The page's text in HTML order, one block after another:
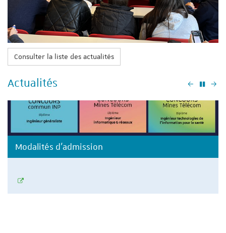
Consulter la liste des actualités
Actualités Précédent
Modalités d'admission